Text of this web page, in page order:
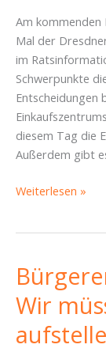
Am kommenden
Mal der
im
Schwerpunkte
Entscheidungen
diesem Tag die
Außerdem gibt
41.
Stadtrates
Weiterlesen »
Wir